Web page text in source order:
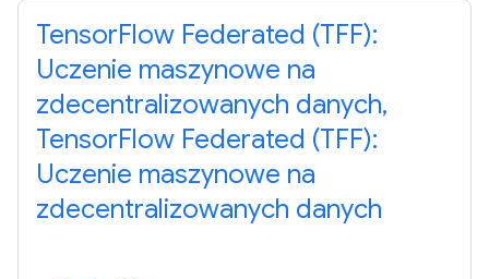
TensorFlow Federated (TFF):
Uczenie maszynowe na
zdecentralizowanych danych,
TensorFlow Federated (TFF):
Uczenie maszynowe na
zdecentralizowanych danych